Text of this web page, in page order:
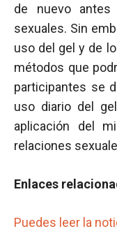
de nuevo
sexuales. Sin
uso del gel y de
métodos que
participantes se
uso diario del
aplicación del
relaciones
Enlaces
Puedes leer la